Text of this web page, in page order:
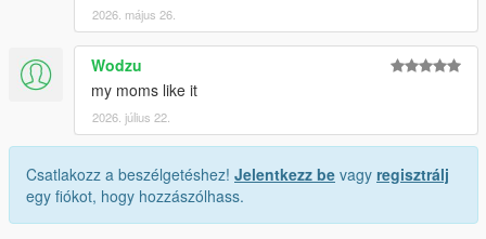
2026. május 26.
Wodzu
my moms like it
2026. július 22.
Csatlakozz a beszélgetéshez! Jelentkezz be vagy regisztrálj
egy fiókot, hogy hozzászólhass.